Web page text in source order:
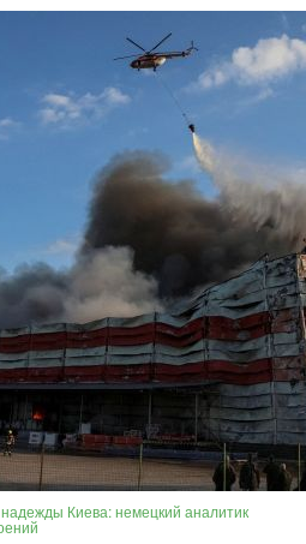
Киева: немецкий аналитик